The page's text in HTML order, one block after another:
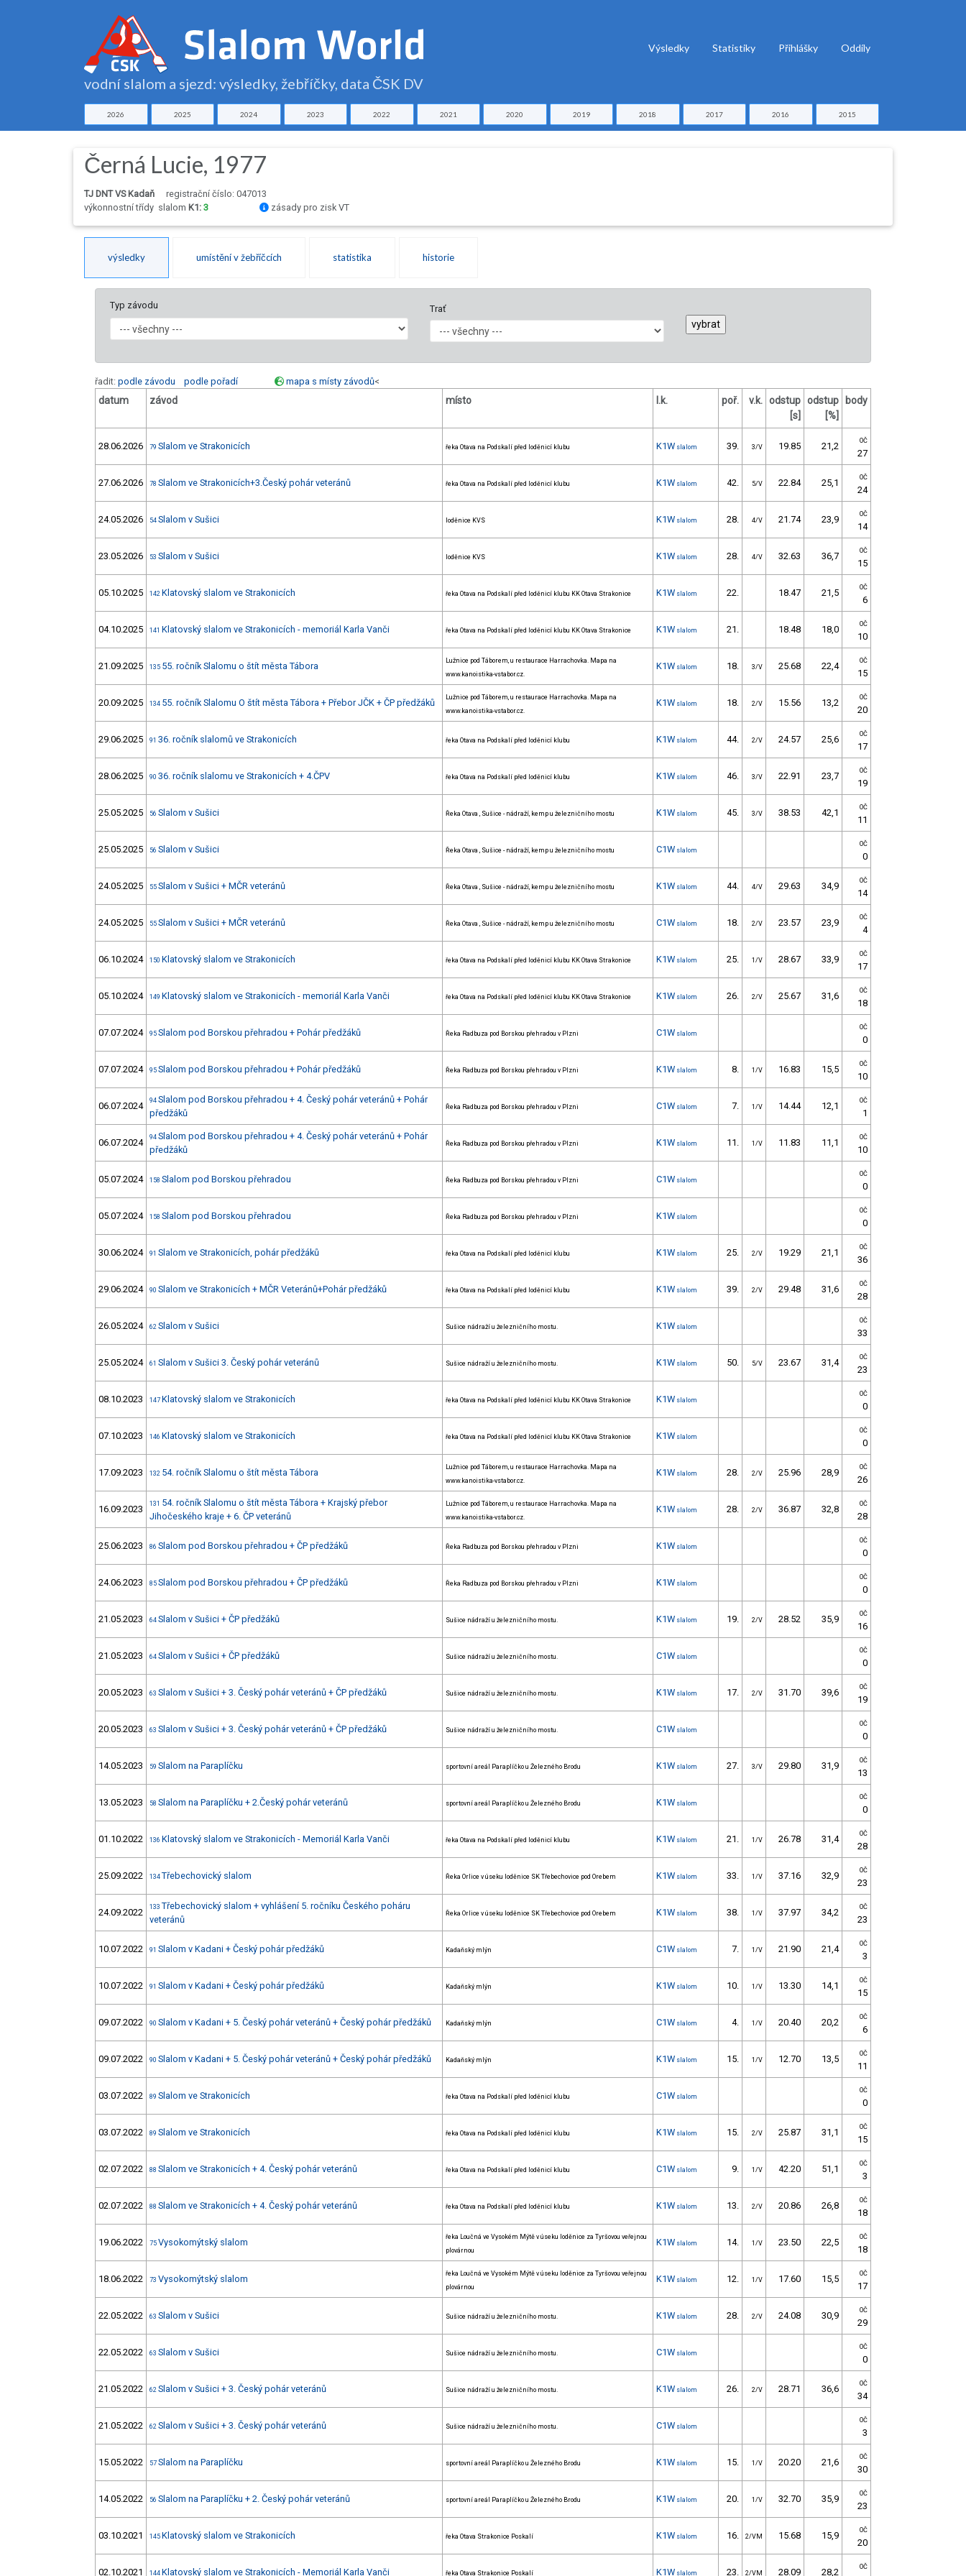
vodní slalom a sjezd: výsledky, žebříčky, data ČSK DV
Výsledky Statistiky Přihlášky Oddíly
2026 2025 2024 2023 2022 2021 2020 2019 2018 2017 2016 2015
Černá Lucie, 1977
TJ DNT VS Kadaň
registrační číslo: 047013
výkonnostní třídy slalom K1: 3 zásady pro zisk VT
výsledky umístění v žebříčcích statistika historie
Typ závodu Trať
řadit: podle závodu podle pořadí mapa s místy závodů<
datum závod místo l.k. poř. v.k. odstup
[s]
odstup
[%]
body
28.06.2026 79 Slalom ve Strakonicích řeka Otava na Podskalí před loděnicí klubu K1W slalom 39. 3/V 19.85 21,2 OČ
27
27.06.2026 78 Slalom ve Strakonicích+3.Český pohár veteránů řeka Otava na Podskalí před loděnicí klubu K1W slalom 42. 5/V 22.84 25,1 OČ
24
24.05.2026 54 Slalom v Sušici loděnice KVS K1W slalom 28. 4/V 21.74 23,9 OČ
14
23.05.2026 53 Slalom v Sušici loděnice KVS K1W slalom 28. 4/V 32.63 36,7 OČ
15
05.10.2025 142 Klatovský slalom ve Strakonicích řeka Otava na Podskalí před loděnicí klubu KK Otava Strakonice K1W slalom 22. 18.47 21,5 OČ
6
04.10.2025 141 Klatovský slalom ve Strakonicích - memoriál Karla Vanči řeka Otava na Podskalí před loděnicí klubu KK Otava Strakonice K1W slalom 21. 18.48 18,0 OČ
10
21.09.2025 135 55. ročník Slalomu o štít města Tábora
Lužnice pod Táborem, u restaurace Harrachovka. Mapa na
www.kanoistika-vstabor.cz.
K1W slalom 18. 3/V 25.68 22,4 OČ
15
20.09.2025 134 55. ročník Slalomu O štít města Tábora + Přebor JČK + ČP předžáků
Lužnice pod Táborem, u restaurace Harrachovka. Mapa na
www.kanoistika-vstabor.cz.
K1W slalom 18. 2/V 15.56 13,2 OČ
20
29.06.2025 91 36. ročník slalomů ve Strakonicích řeka Otava na Podskalí před loděnicí klubu K1W slalom 44. 2/V 24.57 25,6 OČ
17
28.06.2025 90 36. ročník slalomu ve Strakonicích + 4.ČPV řeka Otava na Podskalí před loděnicí klubu K1W slalom 46. 3/V 22.91 23,7 OČ
19
25.05.2025 56 Slalom v Sušici Řeka Otava , Sušice - nádraží, kemp u železničního mostu K1W slalom 45. 3/V 38.53 42,1 OČ
11
25.05.2025 56 Slalom v Sušici Řeka Otava , Sušice - nádraží, kemp u železničního mostu C1W slalom
OČ
0
24.05.2025 55 Slalom v Sušici + MČR veteránů Řeka Otava , Sušice - nádraží, kemp u železničního mostu K1W slalom 44. 4/V 29.63 34,9 OČ
14
24.05.2025 55 Slalom v Sušici + MČR veteránů Řeka Otava , Sušice - nádraží, kemp u železničního mostu C1W slalom 18. 2/V 23.57 23,9 OČ
4
06.10.2024 150 Klatovský slalom ve Strakonicích řeka Otava na Podskalí před loděnicí klubu KK Otava Strakonice K1W slalom 25. 1/V 28.67 33,9 OČ
17
05.10.2024 149 Klatovský slalom ve Strakonicích - memoriál Karla Vanči řeka Otava na Podskalí před loděnicí klubu KK Otava Strakonice K1W slalom 26. 2/V 25.67 31,6 OČ
18
07.07.2024 95 Slalom pod Borskou přehradou + Pohár předžáků Řeka Radbuza pod Borskou přehradou v Plzni C1W slalom
OČ
0
07.07.2024 95 Slalom pod Borskou přehradou + Pohár předžáků Řeka Radbuza pod Borskou přehradou v Plzni K1W slalom 8. 1/V 16.83 15,5 OČ
10
06.07.2024 94 Slalom pod Borskou přehradou + 4. Český pohár veteránů + Pohár
předžáků
Řeka Radbuza pod Borskou přehradou v Plzni C1W slalom 7. 1/V 14.44 12,1 OČ
1
06.07.2024 94 Slalom pod Borskou přehradou + 4. Český pohár veteránů + Pohár
předžáků
Řeka Radbuza pod Borskou přehradou v Plzni K1W slalom 11. 1/V 11.83 11,1 OČ
10
05.07.2024 158 Slalom pod Borskou přehradou Řeka Radbuza pod Borskou přehradou v Plzni C1W slalom
OČ
0
05.07.2024 158 Slalom pod Borskou přehradou Řeka Radbuza pod Borskou přehradou v Plzni K1W slalom
OČ
0
30.06.2024 91 Slalom ve Strakonicích, pohár předžáků řeka Otava na Podskalí před loděnicí klubu K1W slalom 25. 2/V 19.29 21,1 OČ
36
29.06.2024 90 Slalom ve Strakonicích + MČR Veteránů+Pohár předžáků řeka Otava na Podskalí před loděnicí klubu K1W slalom 39. 2/V 29.48 31,6 OČ
28
26.05.2024 62 Slalom v Sušici Sušice nádraží u železničního mostu. K1W slalom
OČ
33
25.05.2024 61 Slalom v Sušici 3. Český pohár veteránů Sušice nádraží u železničního mostu. K1W slalom 50. 5/V 23.67 31,4 OČ
23
08.10.2023 147 Klatovský slalom ve Strakonicích řeka Otava na Podskalí před loděnicí klubu KK Otava Strakonice K1W slalom
OČ
0
07.10.2023 146 Klatovský slalom ve Strakonicích řeka Otava na Podskalí před loděnicí klubu KK Otava Strakonice K1W slalom
OČ
0
17.09.2023 132 54. ročník Slalomu o štít města Tábora
Lužnice pod Táborem, u restaurace Harrachovka. Mapa na
www.kanoistika-vstabor.cz.
K1W slalom 28. 2/V 25.96 28,9 OČ
26
16.09.2023 131 54. ročník Slalomu o štít města Tábora + Krajský přebor
Jihočeského kraje + 6. ČP veteránů
Lužnice pod Táborem, u restaurace Harrachovka. Mapa na
www.kanoistika-vstabor.cz.
K1W slalom 28. 2/V 36.87 32,8 OČ
28
25.06.2023 86 Slalom pod Borskou přehradou + ČP předžáků Řeka Radbuza pod Borskou přehradou v Plzni K1W slalom
OČ
0
24.06.2023 85 Slalom pod Borskou přehradou + ČP předžáků Řeka Radbuza pod Borskou přehradou v Plzni K1W slalom
OČ
0
21.05.2023 64 Slalom v Sušici + ČP předžáků Sušice nádraží u železničního mostu. K1W slalom 19. 2/V 28.52 35,9 OČ
16
21.05.2023 64 Slalom v Sušici + ČP předžáků Sušice nádraží u železničního mostu. C1W slalom
OČ
0
20.05.2023 63 Slalom v Sušici + 3. Český pohár veteránů + ČP předžáků Sušice nádraží u železničního mostu. K1W slalom 17. 2/V 31.70 39,6 OČ
19
20.05.2023 63 Slalom v Sušici + 3. Český pohár veteránů + ČP předžáků Sušice nádraží u železničního mostu. C1W slalom
OČ
0
14.05.2023 59 Slalom na Paraplíčku sportovní areál Paraplíčko u Železného Brodu K1W slalom 27. 3/V 29.80 31,9 OČ
13
13.05.2023 58 Slalom na Paraplíčku + 2.Český pohár veteránů sportovní areál Paraplíčko u Železného Brodu K1W slalom
OČ
0
01.10.2022 136 Klatovský slalom ve Strakonicích - Memoriál Karla Vanči řeka Otava na Podskalí před loděnicí klubu K1W slalom 21. 1/V 26.78 31,4 OČ
28
25.09.2022 134 Třebechovický slalom Řeka Orlice v úseku loděnice SK Třebechovice pod Orebem K1W slalom 33. 1/V 37.16 32,9 OČ
23
24.09.2022 133 Třebechovický slalom + vyhlášení 5. ročníku Českého poháru
veteránů
Řeka Orlice v úseku loděnice SK Třebechovice pod Orebem K1W slalom 38. 1/V 37.97 34,2 OČ
23
10.07.2022 91 Slalom v Kadani + Český pohár předžáků Kadaňský mlýn C1W slalom 7. 1/V 21.90 21,4 OČ
3
10.07.2022 91 Slalom v Kadani + Český pohár předžáků Kadaňský mlýn K1W slalom 10. 1/V 13.30 14,1 OČ
15
09.07.2022 90 Slalom v Kadani + 5. Český pohár veteránů + Český pohár předžáků Kadaňský mlýn C1W slalom 4. 1/V 20.40 20,2 OČ
6
09.07.2022 90 Slalom v Kadani + 5. Český pohár veteránů + Český pohár předžáků Kadaňský mlýn K1W slalom 15. 1/V 12.70 13,5 OČ
11
03.07.2022 89 Slalom ve Strakonicích řeka Otava na Podskalí před loděnicí klubu C1W slalom
OČ
0
03.07.2022 89 Slalom ve Strakonicích řeka Otava na Podskalí před loděnicí klubu K1W slalom 15. 2/V 25.87 31,1 OČ
15
02.07.2022 88 Slalom ve Strakonicích + 4. Český pohár veteránů řeka Otava na Podskalí před loděnicí klubu C1W slalom 9. 1/V 42.20 51,1 OČ
3
02.07.2022 88 Slalom ve Strakonicích + 4. Český pohár veteránů řeka Otava na Podskalí před loděnicí klubu K1W slalom 13. 2/V 20.86 26,8 OČ
18
19.06.2022 75 Vysokomýtský slalom
řeka Loučná ve Vysokém Mýtě v úseku loděnice za Tyršovou veřejnou
plovárnou
K1W slalom 14. 1/V 23.50 22,5 OČ
18
18.06.2022 73 Vysokomýtský slalom
řeka Loučná ve Vysokém Mýtě v úseku loděnice za Tyršovou veřejnou
plovárnou
K1W slalom 12. 1/V 17.60 15,5 OČ
17
22.05.2022 63 Slalom v Sušici Sušice nádraží u železničního mostu. K1W slalom 28. 2/V 24.08 30,9 OČ
29
22.05.2022 63 Slalom v Sušici Sušice nádraží u železničního mostu. C1W slalom
OČ
0
21.05.2022 62 Slalom v Sušici + 3. Český pohár veteránů Sušice nádraží u železničního mostu. K1W slalom 26. 2/V 28.71 36,6 OČ
34
21.05.2022 62 Slalom v Sušici + 3. Český pohár veteránů Sušice nádraží u železničního mostu. C1W slalom
OČ
3
15.05.2022 57 Slalom na Paraplíčku sportovní areál Paraplíčko u Železného Brodu K1W slalom 15. 1/V 20.20 21,6 OČ
30
14.05.2022 56 Slalom na Paraplíčku + 2. Český pohár veteránů sportovní areál Paraplíčko u Železného Brodu K1W slalom 20. 1/V 32.70 35,9 OČ
23
03.10.2021 145 Klatovský slalom ve Strakonicích řeka Otava Strakonice Poskalí K1W slalom 16. 2/VM 15.68 15,9 OČ
20
02.10.2021 144 Klatovský slalom ve Strakonicích - Memoriál Karla Vanči řeka Otava Strakonice Poskalí K1W slalom 23. 2/VM 28.09 28,2 OČ